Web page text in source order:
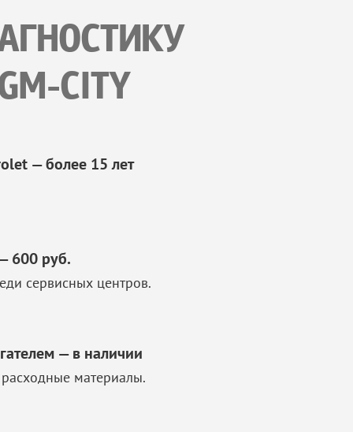
CITY
— более 15 лет
600 руб.
сервисных центров.
— в наличии
материалы.